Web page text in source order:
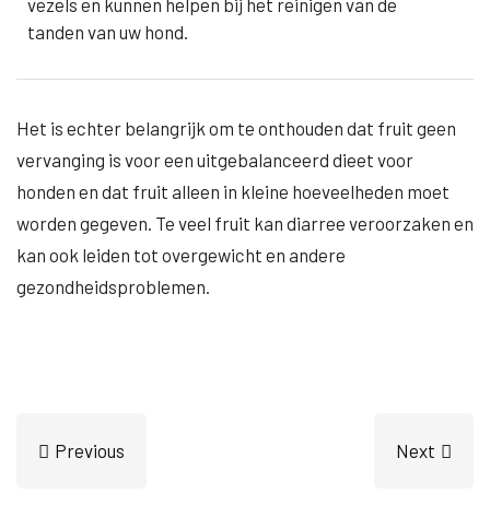
vezels en kunnen helpen bij het reinigen van de
tanden van uw hond.
Het is echter belangrijk om te onthouden dat fruit geen
vervanging is voor een uitgebalanceerd dieet voor
honden en dat fruit alleen in kleine hoeveelheden moet
worden gegeven. Te veel fruit kan diarree veroorzaken en
kan ook leiden tot overgewicht en andere
gezondheidsproblemen.
Previous Next